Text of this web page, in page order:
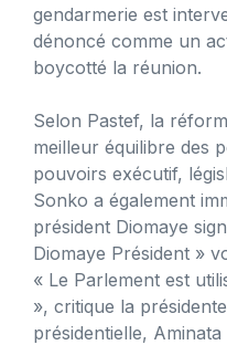
gendarmerie est
dénoncé comme un
boycotté la réunion.
Selon Pastef, la
meilleur équilibre des
pouvoirs exécutif,
Sonko a également
président Diomaye
Diomaye Président »
« Le Parlement est
», critique la
présidentielle, Aminata